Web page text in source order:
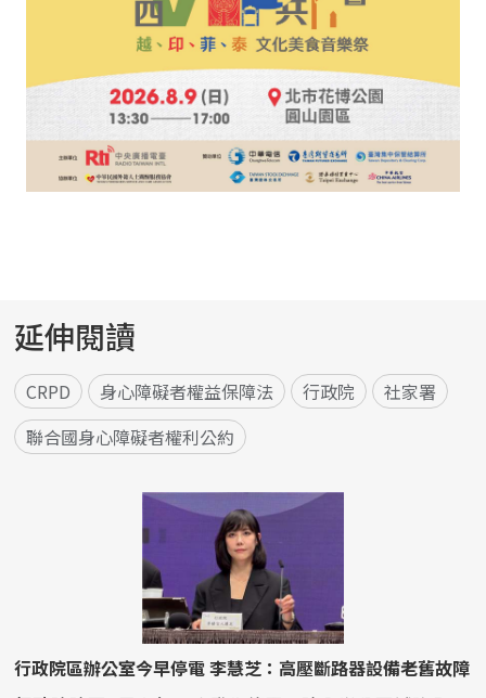
延伸閱讀
CRPD 身心障礙者權益保障法 行政院
社家署
聯合國身心障礙者權利公約
行政院區辦公室今早停電 李慧芝：高壓斷路器設備老舊故障